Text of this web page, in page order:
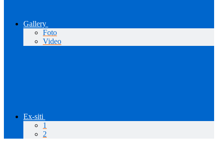
Gallery
Foto
Video
Ex-siti
1
2